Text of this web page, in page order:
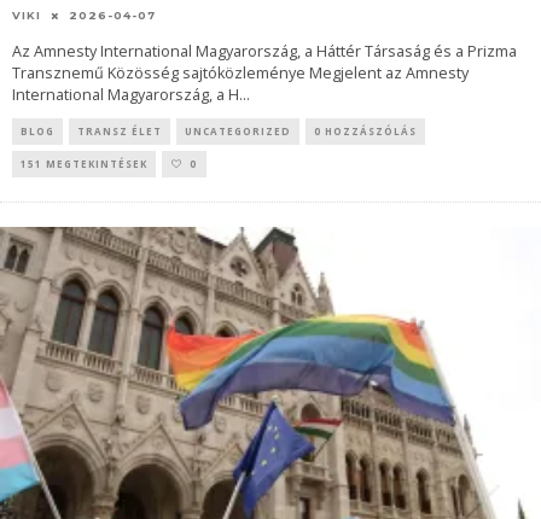
VIKI 2026-04-07
Az Amnesty International Magyarország, a Háttér Társaság és a Prizma
Transznemű Közösség sajtóközleménye Megjelent az Amnesty
International Magyarország, a H...
BLOG TRANSZ ÉLET UNCATEGORIZED 0 HOZZÁSZÓLÁS
151 MEGTEKINTÉSEK 0